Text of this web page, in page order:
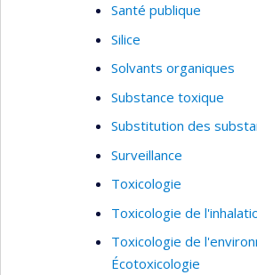
Santé publique
Silice
Solvants organiques
Substance toxique
Substitution des
Surveillance
Toxicologie
Toxicologie de
Toxicologie de
Écotoxicologie